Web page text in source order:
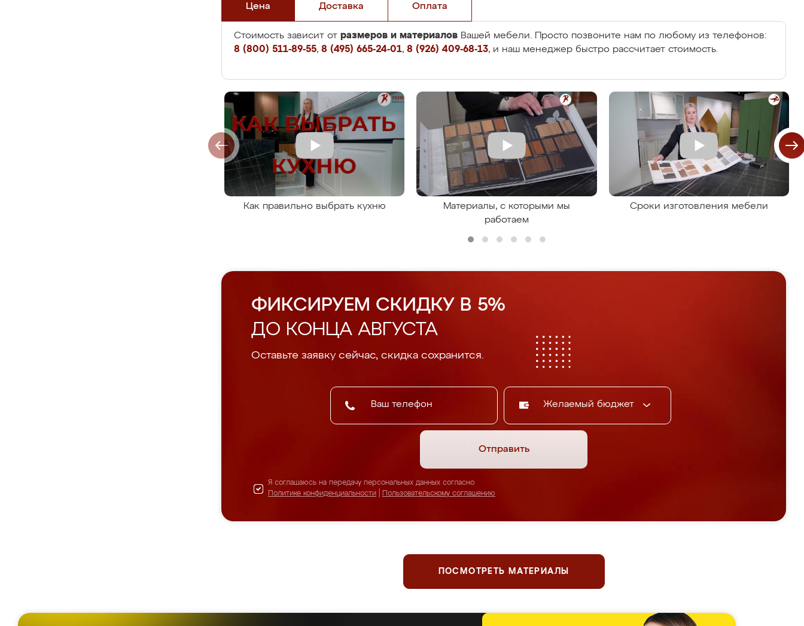
Цена Доставка Оплата
Стоимость зависит от размеров и материалов Вашей мебели. Просто позвоните нам по любому из телефонов:
8 (800) 511-89-55, 8 (495) 665-24-01, 8 (926) 409-68-13, и наш менеджер быстро рассчитает стоимость.
Как правильно выбрать кухню
Материалы, с которыми мы
работаем
Сроки изготовления мебели
ФИКСИРУЕМ СКИДКУ В 5%
ДО КОНЦА АВГУСТА
Оставьте заявку сейчас, скидка сохранится.
Желаемый бюджет
Отправить
Я соглашаюсь на передачу персональных данных согласно
Политике конфиденциальности
Пользовательскому соглашению
ПОСМОТРЕТЬ МАТЕРИАЛЫ